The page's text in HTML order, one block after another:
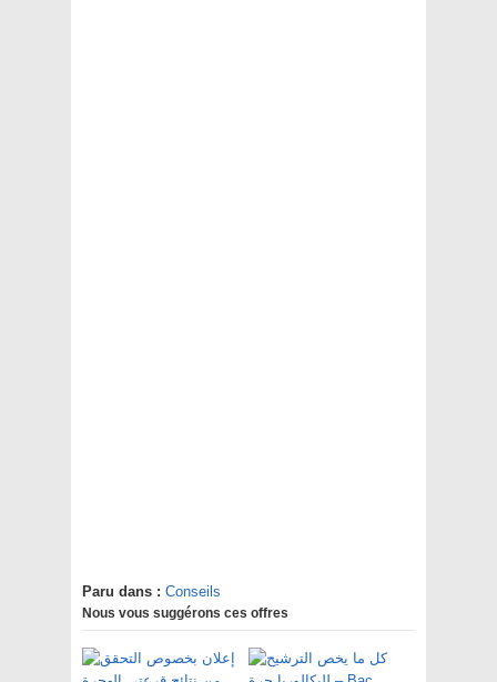
Paru dans : Conseils
Nous vous suggérons ces offres